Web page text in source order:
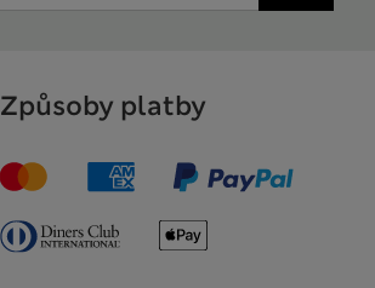
Způsoby platby